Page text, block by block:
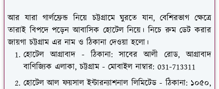
আর যারা গার্লফ্রেন্ড নিয়ে চট্টগ্রামে ঘুরতে যান, বেশিরভাগ ক্ষেত্রে
তারাই বিপদে পড়েন আবাসিক হোটেল নিয়ে। নিচে রুম ডেট করার
জায়গা চট্টগ্রাম এর নাম ও ঠিকানা দেওয়া হলো।
হোটেল আগ্রাবাদ - ঠিকানা: সাবের আলী রোড, আগ্রাবাদ
বাণিজ্যিক এলাকা, চট্টগ্রাম - মোবাইল নাম্বার: 031-713311
হোটেল আল ফয়সাল ইন্টারন্যাশনাল লিমিটেড - ঠিকানা: ১০৫০,